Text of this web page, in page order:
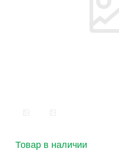
Товар в наличии